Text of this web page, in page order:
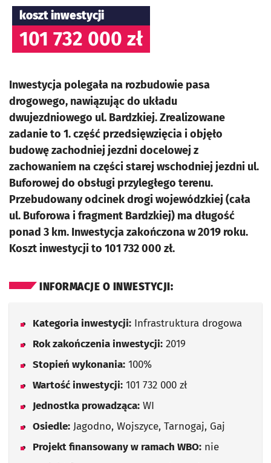
koszt inwestycji
101 732 000 zł
Inwestycja polegała na rozbudowie pasa
drogowego, nawiązując do układu
dwujezdniowego ul. Bardzkiej. Zrealizowane
zadanie to 1. część przedsięwzięcia i objęło
budowę zachodniej jezdni docelowej z
zachowaniem na części starej wschodniej jezdni ul.
Buforowej do obsługi przyległego terenu.
Przebudowany odcinek drogi wojewódzkiej (cała
ul. Buforowa i fragment Bardzkiej) ma długość
ponad 3 km. Inwestycja zakończona w 2019 roku.
Koszt inwestycji to 101 732 000 zł.
INFORMACJE O INWESTYCJI:
Kategoria inwestycji: Infrastruktura drogowa
Rok zakończenia inwestycji: 2019
Stopień wykonania: 100%
Wartość inwestycji: 101 732 000 zł
Jednostka prowadząca: WI
Osiedle: Jagodno, Wojszyce, Tarnogaj, Gaj
Projekt finansowany w ramach WBO: nie